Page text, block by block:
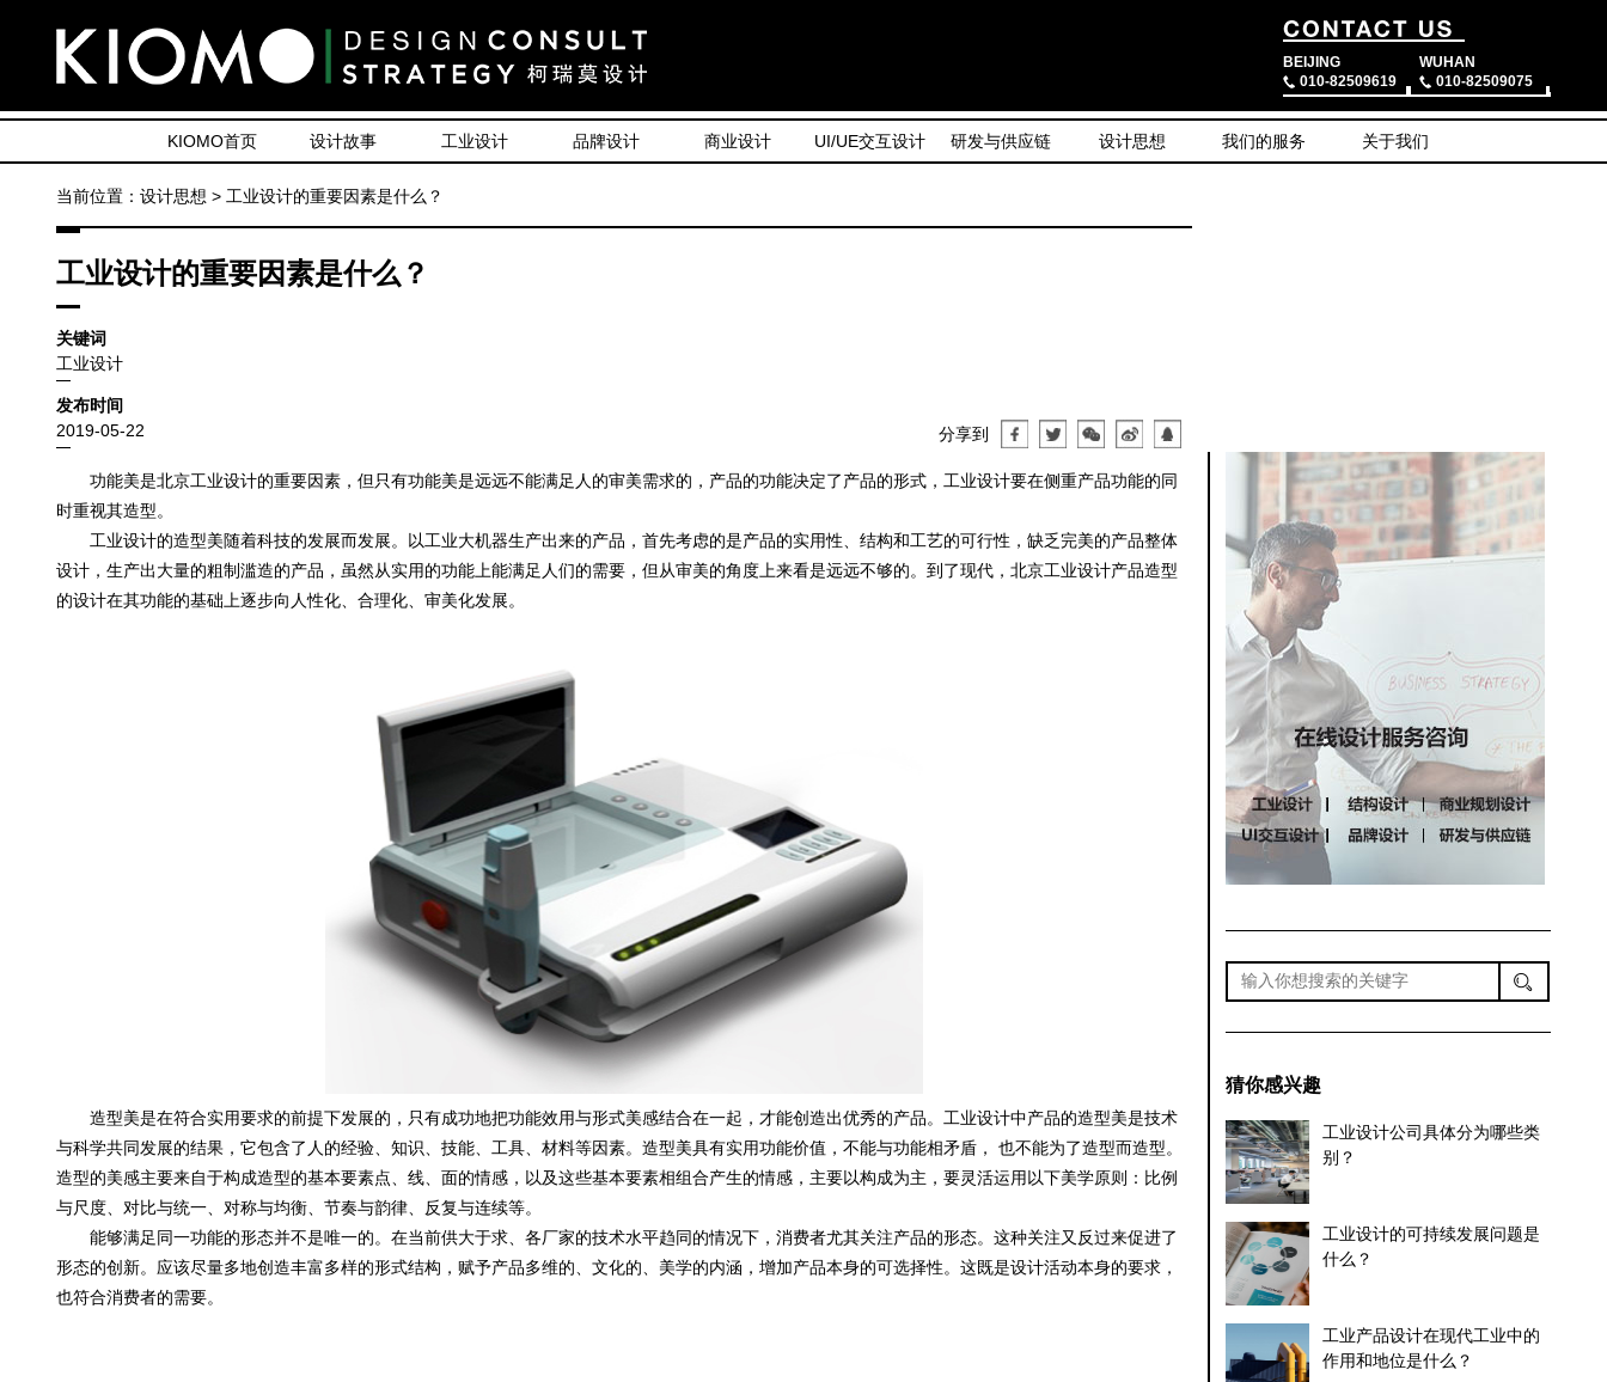
BEIJING
010-82509619
WUHAN
010-82509075
KIOMO首页 设计故事 工业设计 品牌设计 商业设计 UI/UE交互设计 研发与供应链 设计思想 我们的服务 关于我们
当前位置：设计思想 > 工业设计的重要因素是什么？
工业设计的重要因素是什么？
关键词
工业设计
发布时间
2019-05-22
分享到
功能美是北京工业设计的重要因素，但只有功能美是远远不能满足人的审美需求的，产品的功能决定了产品的形式，工业设计要在侧重产品功能的同
时重视其造型。
工业设计的造型美随着科技的发展而发展。以工业大机器生产出来的产品，首先考虑的是产品的实用性、结构和工艺的可行性，缺乏完美的产品整体
设计，生产出大量的粗制滥造的产品，虽然从实用的功能上能满足人们的需要，但从审美的角度上来看是远远不够的。到了现代，北京工业设计产品造型
的设计在其功能的基础上逐步向人性化、合理化、审美化发展。
造型美是在符合实用要求的前提下发展的，只有成功地把功能效用与形式美感结合在一起，才能创造出优秀的产品。工业设计中产品的造型美是技术
与科学共同发展的结果，它包含了人的经验、知识、技能、工具、材料等因素。造型美具有实用功能价值，不能与功能相矛盾， 也不能为了造型而造型。
造型的美感主要来自于构成造型的基本要素点、线、面的情感，以及这些基本要素相组合产生的情感，主要以构成为主，要灵活运用以下美学原则：比例
与尺度、对比与统一、对称与均衡、节奏与韵律、反复与连续等。
能够满足同一功能的形态并不是唯一的。在当前供大于求、各厂家的技术水平趋同的情况下，消费者尤其关注产品的形态。这种关注又反过来促进了
形态的创新。应该尽量多地创造丰富多样的形式结构，赋予产品多维的、文化的、美学的内涵，增加产品本身的可选择性。这既是设计活动本身的要求，
也符合消费者的需要。
猜你感兴趣
工业设计公司具体分为哪些类
别？
工业设计的可持续发展问题是
什么？
工业产品设计在现代工业中的
作用和地位是什么？